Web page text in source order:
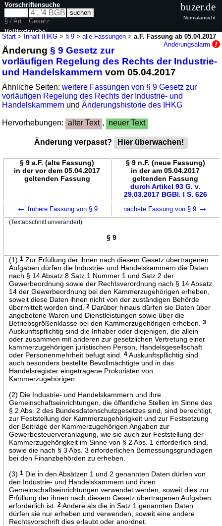
Start > Inhalt IHKG > § 9 >alle Fassungen >a.F. Fassung ab 05.04.2017
Änderungsalarm
Änderung§ 9 Gesetz zur
vorläufigen Regelung des Rechts der Industrie-
und Handelskammern vom 05.04.2017
Ähnliche Seiten:weitere Fassungen von § 9 Gesetz zur
vorläufigen Regelung des Rechts der Industrie- und
Handelskammern undÄnderungshistorie des IHKG
Hervorhebungen: alter Text , neuer Text
Änderung verpasst? Hier überwachen!
§ 9 a.F. (alte Fassung)
in der vor dem 05.04.2017
geltenden Fassung
§ 9 n.F. (neue Fassung)
in der am 05.04.2017
geltenden Fassung
durch Artikel 93 G. v.
29.03.2017 BGBl. I S. 626
← frühere Fassung von § 9 nächste Fassung von § 9 →
(Textabschnitt unverändert)
§ 9
(1) 1Zur Erfüllung der ihnen nach diesem Gesetz übertragenen
Aufgaben dürfen die Industrie- und Handelskammern die Daten
nach § 14 Absatz 8 Satz 1 Nummer 1 und Satz 2 der
Gewerbeordnung sowie der Rechtsverordnung nach § 14 Absatz
14 der Gewerbeordnung bei den Kammerzugehörigen erheben,
soweit diese Daten ihnen nicht von der zuständigen Behörde
übermittelt worden sind.
2Darüber hinaus dürfen sie Daten über
angebotene Waren und Dienstleistungen sowie über die
Betriebsgrößenklasse bei den Kammerzugehörigen erheben.
3
Auskunftspflichtig sind die Inhaber oder diejenigen, die allein
oder zusammen mit anderen zur gesetzlichen Vertretung einer
kammerzugehörigen juristischen Person, Handelsgesellschaft
oder Personenmehrheit befugt sind.
4Auskunftspflichtig sind
auch besonders bestellte Bevollmächtigte und in das
Handelsregister eingetragene Prokuristen von
Kammerzugehörigen.
(2) Die Industrie- und Handelskammern und ihre
Gemeinschaftseinrichtungen, die öffentliche Stellen im Sinne des
§ 2 Abs. 2 des Bundesdatenschutzgesetzes sind, sind berechtigt,
zur Feststellung der Kammerzugehörigkeit und zur Festsetzung
der Beiträge der Kammerzugehörigen Angaben zur
Gewerbesteuerveranlagung, wie sie auch zur Feststellung der
Kammerzugehörigkeit im Sinne von § 2 Abs. 1 erforderlich sind,
sowie die nach § 3 Abs. 3 erforderlichen Bemessungsgrundlagen
bei den Finanzbehörden zu erheben.
(3) 1Die in den Absätzen 1 und 2 genannten Daten dürfen von
den Industrie- und Handelskammern und ihren
Gemeinschaftseinrichtungen verwendet werden, soweit dies zur
Erfüllung der ihnen nach diesem Gesetz übertragenen Aufgaben
erforderlich ist.
2Andere als die in Satz 1 genannten Daten
dürfen sie nur erheben und verwenden, soweit eine andere
Rechtsvorschrift dies erlaubt oder anordnet.
Vorschriftensuche
§ / Art.
Gesetz
Volltextsuche
nur in IHKG
buzer.de
Normalansicht